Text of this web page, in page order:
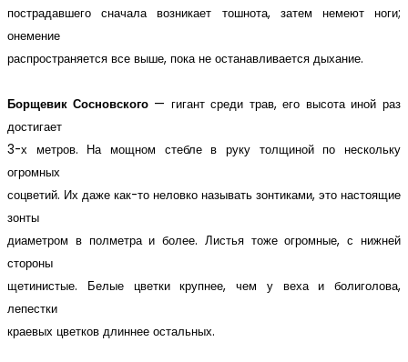
пострадавшего сначала возникает тошнота, затем немеют ноги;
онемение
распространяется все выше, пока не останавливается дыхание.
Борщевик Сосновского— гигант среди трав, его высота иной раз
достигает
3-х метров. На мощном стебле в руку толщиной по нескольку
огромных
соцветий. Их даже как-то неловко называть зонтиками, это настоящие
зонты
диаметром в полметра и более. Листья тоже огромные, с нижней
стороны
щетинистые. Белые цветки крупнее, чем у веха и болиголова,
лепестки
краевых цветков длиннее остальных.